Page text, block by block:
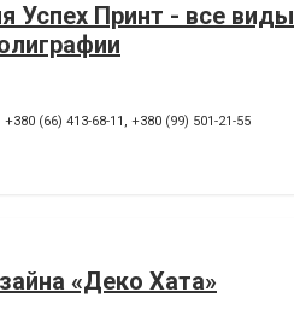
Успех Принт - все виды
+380 (66) 413-68-11 , +380 (99) 501-21-55
«Деко Хата»